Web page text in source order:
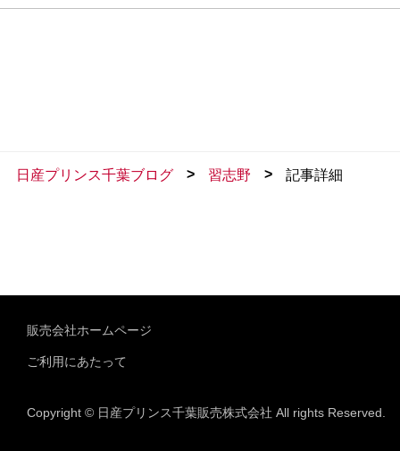
日産プリンス千葉ブログ > 習志野 > 記事詳細
販売会社ホームページ
ご利用にあたって
Copyright © 日産プリンス千葉販売株式会社 All rights Reserved.